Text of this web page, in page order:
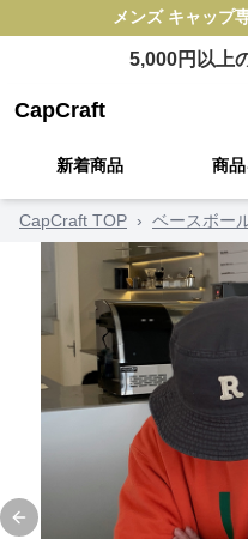
メンズ キャップ
5,000円以上
CapCraft
新着商品 商
CapCraft TOP › ベースボー
Previous slide